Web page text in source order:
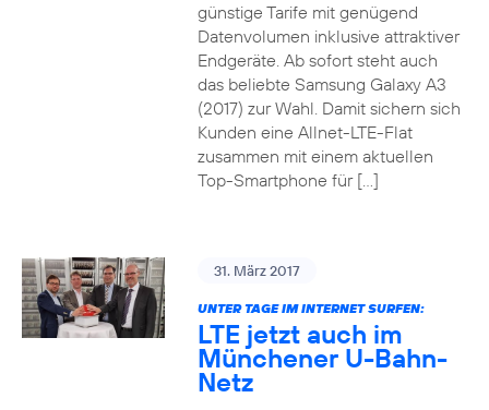
günstige Tarife mit genügend
Datenvolumen inklusive attraktiver
Endgeräte. Ab sofort steht auch
das beliebte Samsung Galaxy A3
(2017) zur Wahl. Damit sichern sich
Kunden eine Allnet-LTE-Flat
zusammen mit einem aktuellen
Top-Smartphone für […]
31. März 2017
UNTER TAGE IM INTERNET SURFEN:
LTE jetzt auch im
Münchener U-Bahn-
Netz